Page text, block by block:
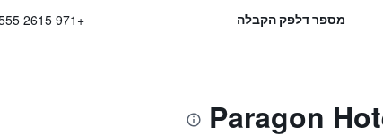
מספר דלפק הקבלה +971 2615 4555